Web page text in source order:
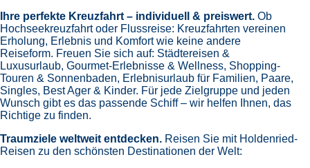
Ihre perfekte Kreuzfahrt – individuell & preiswert. Ob
Hochseekreuzfahrt oder Flussreise: Kreuzfahrten vereinen
Erholung, Erlebnis und Komfort wie keine andere
Reiseform. Freuen Sie sich auf: Städtereisen &
Luxusurlaub, Gourmet-Erlebnisse & Wellness, Shopping-
Touren & Sonnenbaden, Erlebnisurlaub für Familien, Paare,
Singles, Best Ager & Kinder. Für jede Zielgruppe und jeden
Wunsch gibt es das passende Schiff – wir helfen Ihnen, das
Richtige zu finden.
Traumziele weltweit entdecken. Reisen Sie mit Holdenried-
Reisen zu den schönsten Destinationen der Welt: